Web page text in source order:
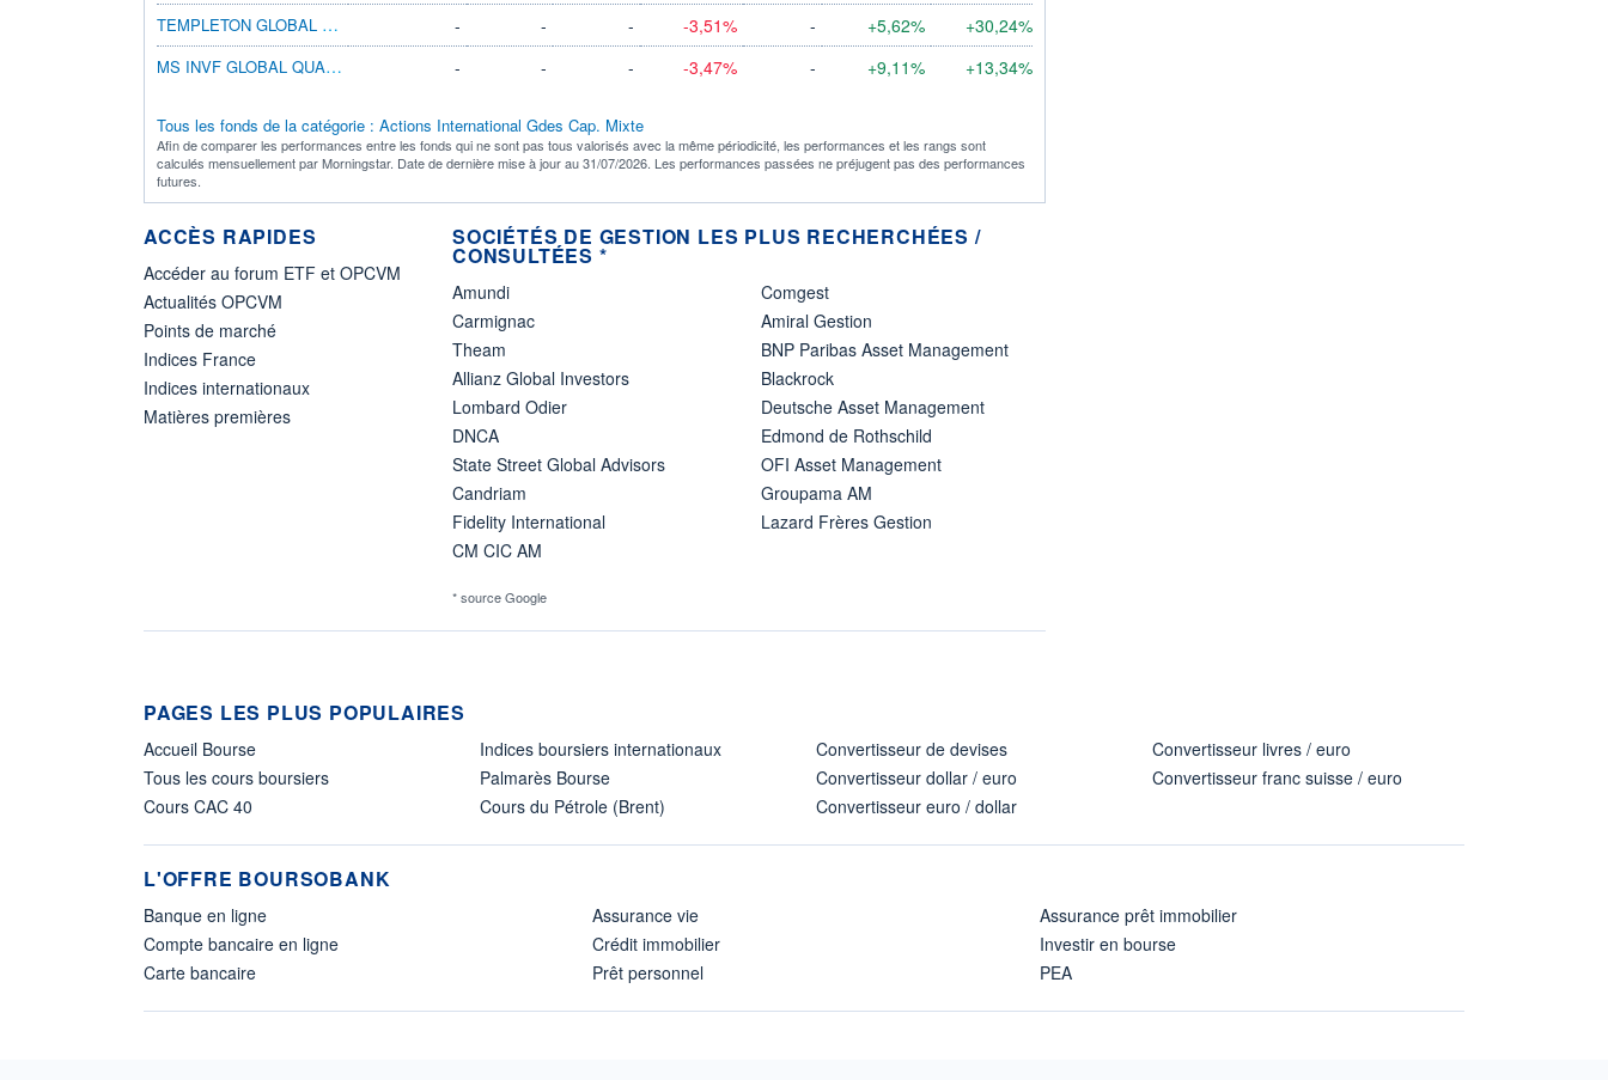
TEMPLETON GLOBAL A(ACC)SGD
- - - -3,51% - +5,62%
+30,24%
MS INVF GLOBAL QUALITY A
- - - -3,47% - +9,11% +13,34%
Tous les fonds de la catégorie : Actions International Gdes Cap. Mixte
Afin de comparer les performances entre les fonds qui ne sont pas tous valorisés avec la même périodicité, les performances et les rangs sont
calculés mensuellement par Morningstar. Date de dernière mise à jour au 31/07/2026. Les performances passées ne préjugent pas des performances
futures.
ACCÈS RAPIDES
Accéder au forum ETF et OPCVM
Actualités OPCVM
Points de marché
Indices France
Indices internationaux
Matières premières
SOCIÉTÉS DE GESTION LES PLUS RECHERCHÉES /
CONSULTÉES *
Amundi
Carmignac
Theam
Allianz Global Investors
Lombard Odier
DNCA
State Street Global Advisors
Candriam
Fidelity International
CM CIC AM
Comgest
Amiral Gestion
BNP Paribas Asset Management
Blackrock
Deutsche Asset Management
Edmond de Rothschild
OFI Asset Management
Groupama AM
Lazard Frères Gestion
* source Google
PAGES LES PLUS POPULAIRES
Accueil Bourse
Tous les cours boursiers
Cours CAC 40
Indices boursiers internationaux
Palmarès Bourse
Cours du Pétrole (Brent)
Convertisseur de devises
Convertisseur dollar / euro
Convertisseur euro / dollar
Convertisseur livres / euro
Convertisseur franc suisse / euro
L'OFFRE BOURSOBANK
Banque en ligne
Compte bancaire en ligne
Carte bancaire
Assurance vie
Crédit immobilier
Prêt personnel
Assurance prêt immobilier
Investir en bourse
PEA